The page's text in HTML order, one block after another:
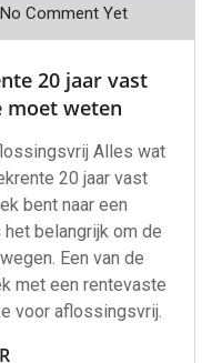
No Comment Yet
20 jaar vast
moet weten
Alles wat
20 jaar vast
bent naar een
belangrijk om de
Een van de
met een rentevaste
voor aflossingsvrij.